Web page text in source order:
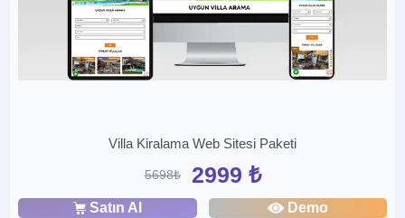
Villa Kiralama Web Sitesi Paketi
5698₺ 2999 ₺
Satın Al Demo